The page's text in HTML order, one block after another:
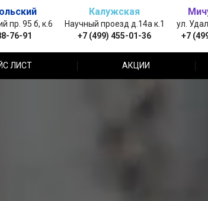
пр. 95 б, к.6
76-91
Калужская
Научный проезд д.14а к.1
+7 (499) 455-01-36
ул.
+7
ЛИСТ АКЦИИ